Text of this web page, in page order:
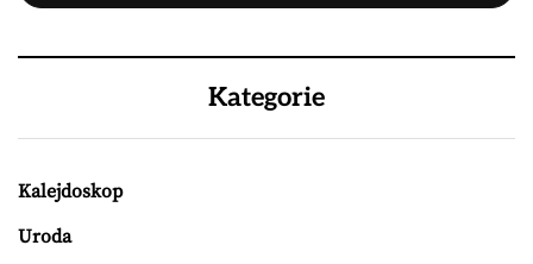
Kategorie
Kalejdoskop
Uroda